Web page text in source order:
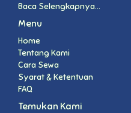
Baca Selengkapnya...
Menu
Home
Tentang Kami
Cara Sewa
Syarat & Ketentuan
FAQ
Temukan Kami